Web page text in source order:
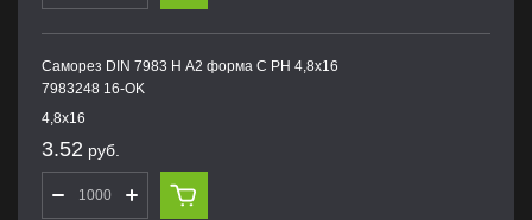
Саморез DIN 7983 H А2 форма С PH 4,8х16
7983248 16-OK
4,8х16
3.52 руб.